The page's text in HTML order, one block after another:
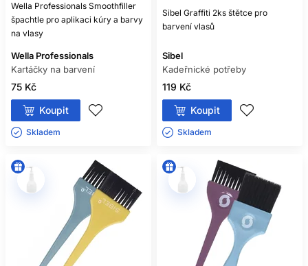
Wella Professionals Smoothfiller
špachtle pro aplikaci kúry a barvy
na vlasy
Wella Professionals
Kartáčky na barvení
75 Kč
Koupit
Skladem ㅤ
Sibel Graffiti 2ks štětce pro
barvení vlasů
Sibel
Kadeřnické potřeby
119 Kč
Koupit
Skladem ㅤ